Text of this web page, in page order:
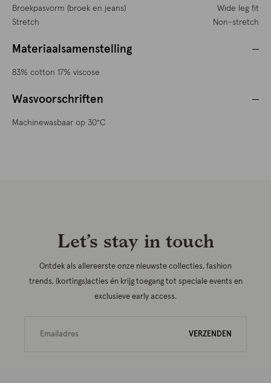
Broekpasvorm (broek en jeans)
Wide leg fit
Stretch
Non-stretch
Materiaalsamenstelling
83% cotton 17% viscose
Wasvoorschriften
Machinewasbaar op 30°C
Let’s stay in touch
Ontdek als allereerste onze nieuwste collecties, fashion
trends, (kortings)acties én krijg toegang tot speciale events en
exclusieve early access.
VERZENDEN